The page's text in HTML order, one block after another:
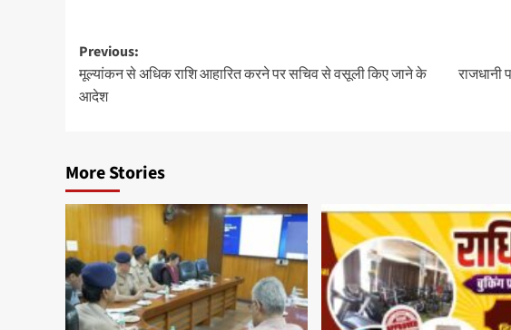
Post
navigation
Previous:
मूल्यांकन से अधिक राशि आहारित करने पर सचिव से वसूली किए जाने के
आदेश
राजधानी
More Stories